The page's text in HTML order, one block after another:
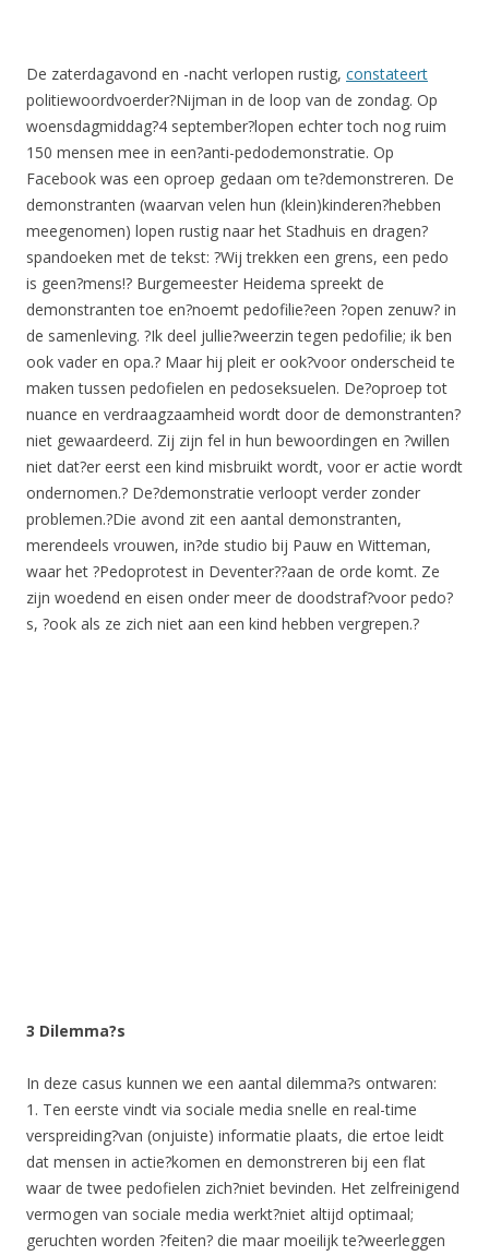
De zaterdagavond en -nacht verlopen rustig, constateert
politiewoordvoerder?Nijman in de loop van de zondag. Op
woensdagmiddag?4 september?lopen echter toch nog ruim
150 mensen mee in een?anti-pedodemonstratie. Op
Facebook was een oproep gedaan om te?demonstreren. De
demonstranten (waarvan velen hun (klein)kinderen?hebben
meegenomen) lopen rustig naar het Stadhuis en dragen?
spandoeken met de tekst: ?Wij trekken een grens, een pedo
is geen?mens!? Burgemeester Heidema spreekt de
demonstranten toe en?noemt pedofilie?een ?open zenuw? in
de samenleving. ?Ik deel jullie?weerzin tegen pedofilie; ik ben
ook vader en opa.? Maar hij pleit er ook?voor onderscheid te
maken tussen pedofielen en pedoseksuelen. De?oproep tot
nuance en verdraagzaamheid wordt door de demonstranten?
niet gewaardeerd. Zij zijn fel in hun bewoordingen en ?willen
niet dat?er eerst een kind misbruikt wordt, voor er actie wordt
ondernomen.? De?demonstratie verloopt verder zonder
problemen.?Die avond zit een aantal demonstranten,
merendeels vrouwen, in?de studio bij Pauw en Witteman,
waar het ?Pedoprotest in Deventer??aan de orde komt. Ze
zijn woedend en eisen onder meer de doodstraf?voor pedo?
s, ?ook als ze zich niet aan een kind hebben vergrepen.?
3 Dilemma?s
In deze casus kunnen we een aantal dilemma?s ontwaren:
1. Ten eerste vindt via sociale media snelle en real-time
verspreiding?van (onjuiste) informatie plaats, die ertoe leidt
dat mensen in actie?komen en demonstreren bij een flat
waar de twee pedofielen zich?niet bevinden. Het zelfreinigend
vermogen van sociale media werkt?niet altijd optimaal;
geruchten worden ?feiten? die maar moeilijk te?weerleggen